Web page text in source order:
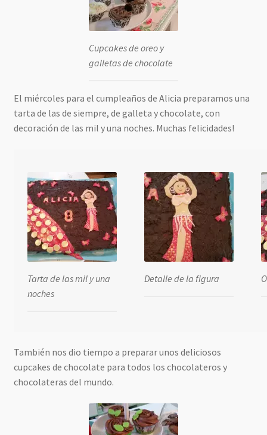
Cupcakes de oreo y
galletas de chocolate
El miércoles para el cumpleaños de Alicia preparamos una
tarta de las de siempre, de galleta y chocolate, con
decoración de las mil y una noches. Muchas felicidades!
Tarta de las mil y una
noches
Detalle de la figura
También nos dio tiempo a preparar unos deliciosos
cupcakes de chocolate para todos los chocolateros y
chocolateras del mundo.